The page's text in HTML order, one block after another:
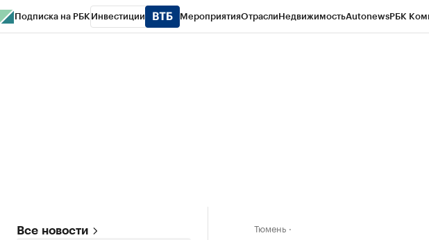
Подписка на РБК Инвестиции МероприятияОтраслиНедвижимостьAutonewsРБК
Все новости Тюмень